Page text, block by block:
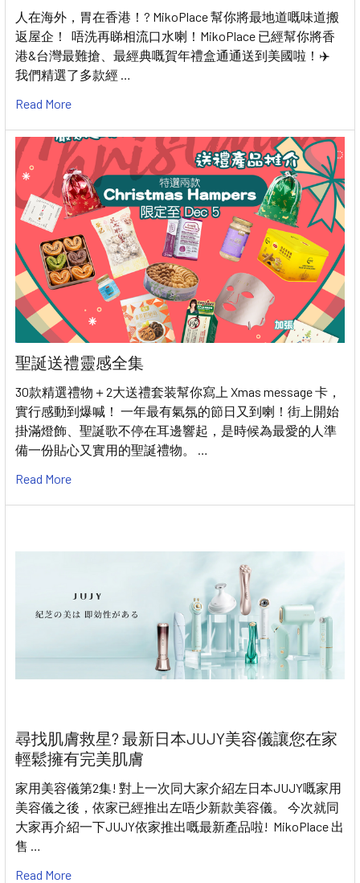
人在海外，胃在香港！? MikoPlace 幫你將最地道嘅味道搬
返屋企！ 唔洗再睇相流口水喇！MikoPlace 已經幫你將香
港&台灣最難搶、最經典嘅賀年禮盒通通送到美國啦！✈️
我們精選了多款經 …
Read More
聖誕送禮靈感全集
30款精選禮物＋2大送禮套装幫你寫上 Xmas message 卡，
實行感動到爆喊！ 一年最有氣氛的節日又到喇！街上開始
掛滿燈飾、聖誕歌不停在耳邊響起，是時候為最愛的人準
備一份貼心又實用的聖誕禮物。 …
Read More
尋找肌膚救星? 最新日本JUJY美容儀讓您在家
輕鬆擁有完美肌膚
家用美容儀第2集! 對上一次同大家介紹左日本JUJY嘅家用
美容儀之後，依家已經推出左唔少新款美容儀。 今次就同
大家再介紹一下JUJY依家推出嘅最新產品啦! MikoPlace 出
售 …
Read More